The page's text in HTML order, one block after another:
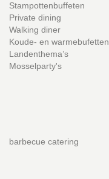
Stampottenbuffeten
Private dining
Walking diner
Koude- en warmebufetten
Landenthema’s
Mosselparty's
barbecue catering